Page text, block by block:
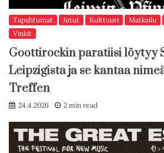
Tapahtumat Jutut Kulttuuri Matkailu
Vinkit
Goottirockin paratiisi löytyy
Leipzigista ja se kantaa
Treffen
24.4.2026 2 min read